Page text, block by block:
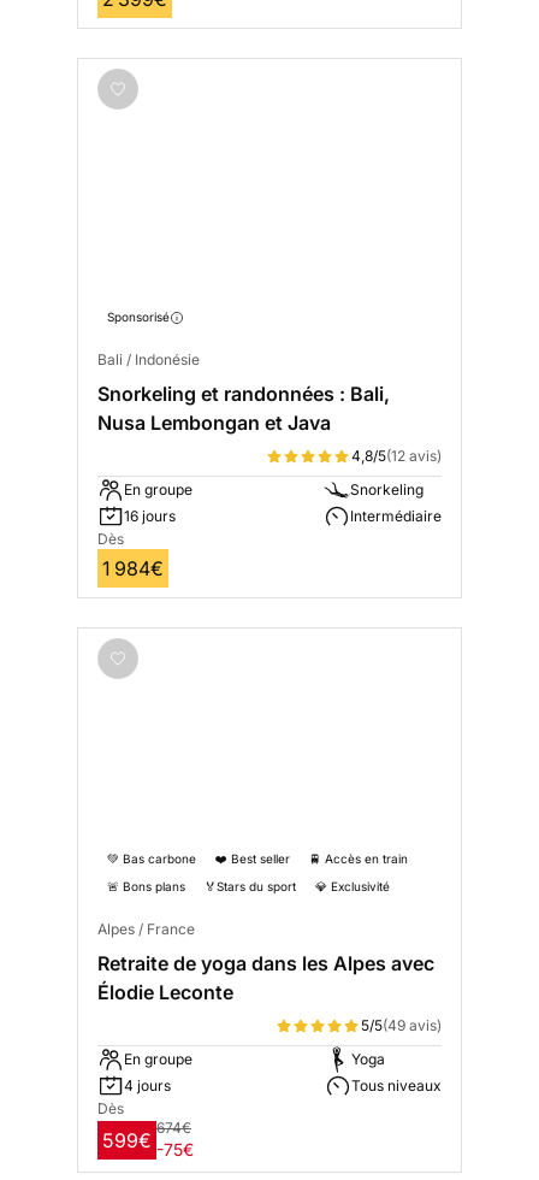
Sponsorisé
Bali / Indonésie
Snorkeling et randonnées : Bali,
Nusa Lembongan et Java
4,8/5(12 avis)
En groupe
16 jours
Snorkeling
Intermédiaire
Dès
1 984€
💚 Bas carbone ❤️ Best seller
🚆 Accès en train
🚨 Bons plans
🏅Stars du sport 💎 Exclusivité
Alpes / France
Retraite de yoga dans les Alpes avec
Élodie Leconte
5/5(49 avis)
En groupe
4 jours
Yoga
Tous niveaux
Dès
599€
674€
-75€